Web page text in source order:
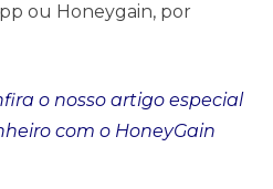
ou Honeygain, por
o nosso artigo especial
com o HoneyGain